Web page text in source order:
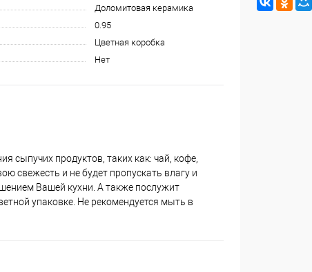
Доломитовая керамика
0.95
Цветная коробка
Нет
сыпучих продуктов, таких как: чай, кофе,
свежесть и не будет пропускать влагу и
Вашей кухни. А также послужит
упаковке. Не рекомендуется мыть в